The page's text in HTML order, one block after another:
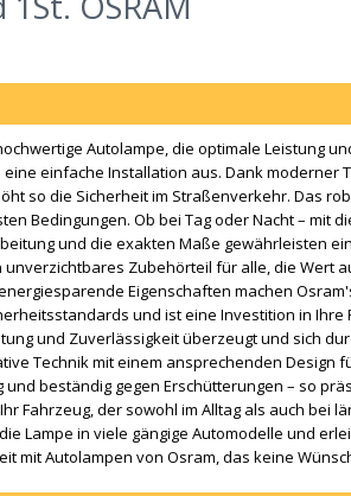
Autolampe, die optimale Leistung
einfache Installation aus. Dank moderner
so die Sicherheit im Straßenverkehr. Das
Bedingungen. Ob bei Tag oder Nacht – mit
und die exakten Maße gewährleisten
Zubehörteil für alle, die Wert
Eigenschaften machen
und ist eine Investition in Ihre
und Zuverlässigkeit überzeugt und sich
Technik mit einem ansprechenden Design
beständig gegen Erschütterungen – so
Fahrzeug, der sowohl im Alltag als auch bei
Lampe in viele gängige Automodelle und
mit Autolampen von Osram, das keine